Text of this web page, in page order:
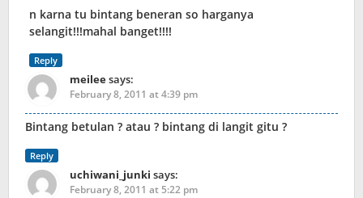
n karna tu bintang beneran so harganya
selangit!!!mahal banget!!!!
Reply
meileesays:
February 8, 2011 at 4:39 pm
Bintang betulan ? atau ? bintang di langit gitu ?
Reply
uchiwani_junki says:
February 8, 2011 at 5:22 pm